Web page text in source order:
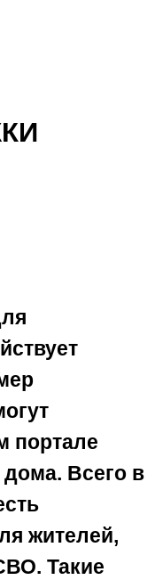
портале
дома. Всего в
жителей,
Такие